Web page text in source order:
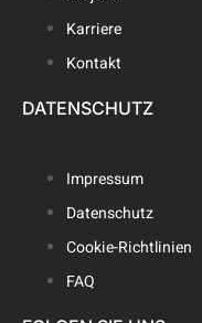
Karriere
Kontakt
DATENSCHUTZ
Impressum
Datenschutz
Cookie-Richtlinien
FAQ